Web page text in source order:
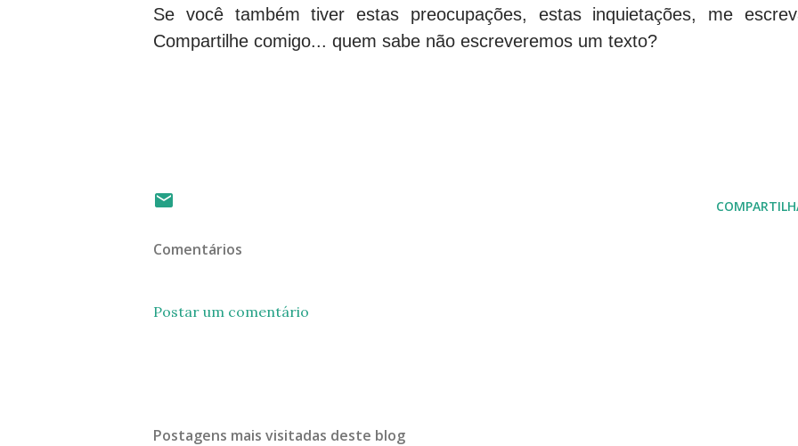
Se você também tiver estas preocupações, estas inquietações, me
Compartilhe comigo... quem sabe não escreveremos um texto?
Comentários
Postar um comentário
Postagens mais visitadas deste blog